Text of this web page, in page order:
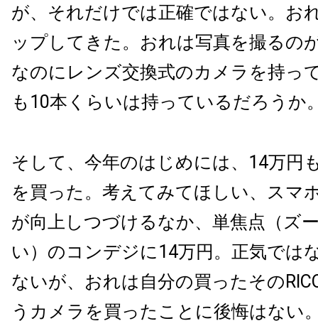
が、それだけでは正確ではない。お
ップしてきた。おれは写真を撮るの
なのにレンズ交換式のカメラを持っ
も10本くらいは持っているだろうか
そして、今年のはじめには、14万円
を買った。考えてみてほしい、スマ
が向上しつづけるなか、単焦点（ズ
い）のコンデジに14万円。正気では
ないが、おれは自分の買ったその
うカメラを買ったことに後悔はない